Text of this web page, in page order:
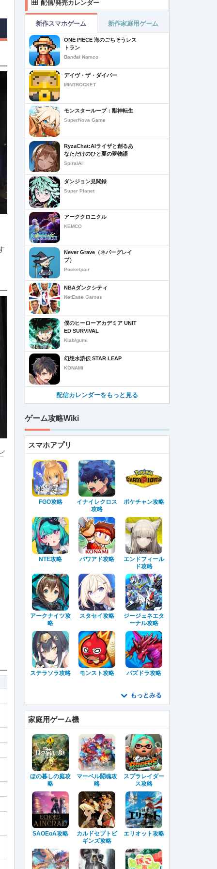
配信/発売カレンダー
新作スマホゲーム 新作家庭用ゲーム
ONE PIECE 海のごちそうレス
トラン
Bandai Namco
デイヴ・ザ・ダイバー
MINTROCKET
モンスターループ：獣神転生
SuperNova Game
RyzaChat:AIライザと創るあ
なただけのひと夏の夢物語
SpiralAI
ダンジョン見聞録
Super Planet
アーククロニクル
KEMCO
Never Grave（ネバーグレイ
ブ）
Pocketpair
NBAダンクシティ
NetEase Games
僕のヒーローアカデミア UNIT
ED SURVIVAL
Klab/gumi
幻想水滸伝 STAR LEAP
KONAMI
配信カレンダーをもっと見る
ゲーム攻略Wiki
スマホアプリ
FGO攻略
イナイレクロス
攻略
ポケチャン攻略
NTE攻略 パワアド攻略
エンドフィール
ド攻略
アークナイツ攻
略
スタセイ攻略
ジージェネエタ
ーナル攻略
ステラソラ攻略 モンスト攻略 パズドラ攻略
もっとみる
家庭用ゲーム機
ほの暮しの庭攻
略
マーベル闘魂攻
略
スプラレイダー
ス攻略
SAOEoA攻略
カルドセプトビ
ギンズ攻略
エリオット攻略